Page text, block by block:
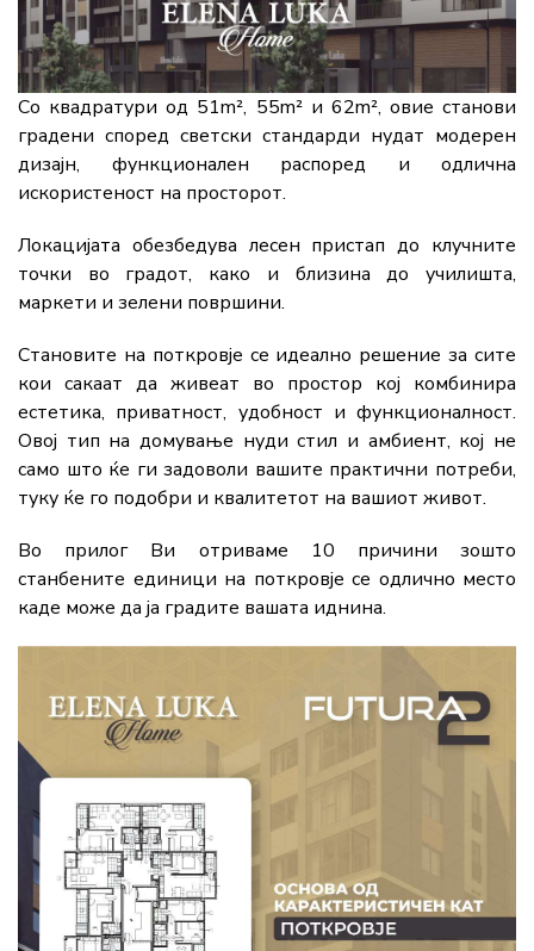
Со квадратури од 51m², 55m² и 62m², овие станови
градени според светски стандарди нудат модерен
дизајн, функционален распоред и одлична
искористеност на просторот.
Локацијата обезбедува лесен пристап до клучните
точки во градот, како и близина до училишта,
маркети и зелени површини.
Становите на поткровје се идеално решение за сите
кои сакаат да живеат во простор кој комбинира
естетика, приватност, удобност и функционалност.
Овој тип на домување нуди стил и амбиент, кој не
само што ќе ги задоволи вашите практични потреби,
туку ќе го подобри и квалитетот на вашиот живот.
Во прилог Ви отриваме 10 причини зошто
станбените единици на поткровје се одлично место
каде може да ја градите вашата иднина.